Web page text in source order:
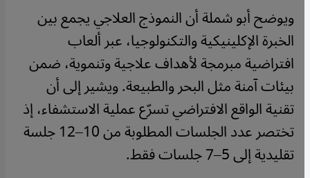
ويوضح أبو شملة أن النموذج العلاجي يجمع بين
الخبرة الإكلينيكية والتكنولوجيا، عبر ألعاب
افتراضية مبرمجة لأهداف علاجية وتنموية، ضمن
بيئات آمنة مثل البحر والطبيعة. ويشير إلى أن
تقنية الواقع الافتراضي تسرّع عملية الاستشفاء، إذ
تختصر عدد الجلسات المطلوبة من 10–12 جلسة
تقليدية إلى 5–7 جلسات فقط.